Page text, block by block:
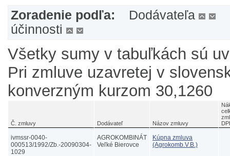
Zoradenie podľa: Dodávateľa
účinnosti
Všetky sumy v tabuľkách sú
Pri zmluve uzavretej v
konverzným kurzom 30,1260
Č. zmluvy Dodávateľ Názov zmluvy
ivmssr-0040-
000513/1992/Zb.-20090304-
1029
AGROKOMBINÁT
Veľké Bierovce
Kúpna zmluva
(Agrokomb.V.B.)